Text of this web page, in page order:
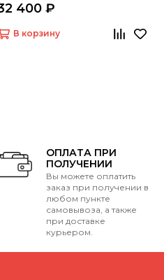
400 ₽
В корзину
ОПЛАТА ПРИ
ПОЛУЧЕНИИ
Вы можете оплатить
заказ при получении в
любом пункте
самовывоза, а также
при доставке
курьером.